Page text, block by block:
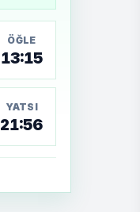
ÖĞLE
13:15
YATSI
21:56